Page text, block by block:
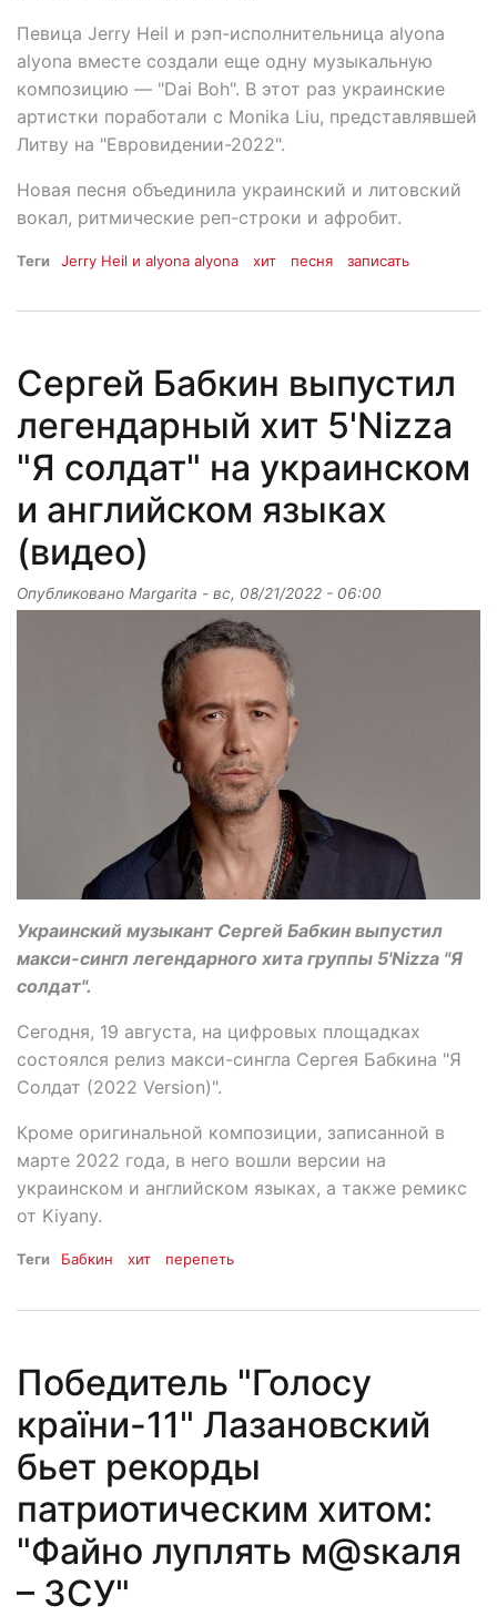
Певица Jerry Heil и рэп-исполнительница alyona
alyona вместе создали еще одну музыкальную
композицию — "Dai Boh". В этот раз украинские
артистки поработали с Monika Liu, представлявшей
Литву на "Евровидении-2022".
Новая песня объединила украинский и литовский
вокал, ритмические реп-строки и афробит.
Теги Jerry Heil и alyona alyona хит песня записать
Сергей Бабкин выпустил
легендарный хит 5'Nizza
"Я солдат" на украинском
и английском языках
(видео)
Опубликовано Margarita - вс, 08/21/2022 - 06:00
Украинский музыкант Сергей Бабкин выпустил
макси-сингл легендарного хита группы 5'Nizza "Я
солдат".
Сегодня, 19 августа, на цифровых площадках
состоялся релиз макси-сингла Сергея Бабкина "Я
Солдат (2022 Version)".
Кроме оригинальной композиции, записанной в
марте 2022 года, в него вошли версии на
украинском и английском языках, а также ремикс
от Kiyany.
Теги Бабкин хит перепеть
Победитель "Голосу
країни-11" Лазановский
бьет рекорды
патриотическим хитом:
"Файно луплять м@sкаля
– ЗСУ"